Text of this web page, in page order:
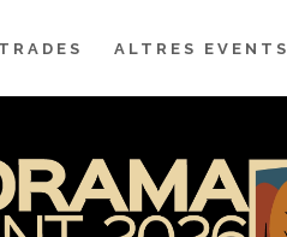
ALTRES EVENTS